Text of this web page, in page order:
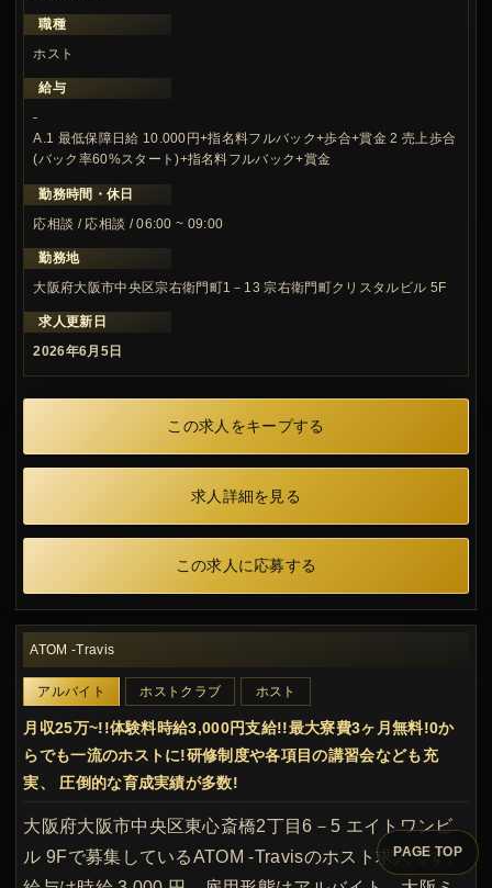
職種
ホスト
給与
-
A.1 最低保障日給 10.000円+指名料フルバック+歩合+賞金 2 売上歩合
(バック率60%スタート)+指名料フルバック+賞金
勤務時間・休日
応相談 / 応相談 / 06:00 ~ 09:00
勤務地
大阪府大阪市中央区宗右衛門町1－13 宗右衛門町クリスタルビル 5F
求人更新日
2026年6月5日
この求人をキープする
求人詳細を見る
この求人に応募する
ATOM -Travis
アルバイト ホストクラブ ホスト
月収25万~!!体験料時給3,000円支給!!最大寮費3ヶ月無料!0か
らでも一流のホストに!研修制度や各項目の講習会なども充
実、 圧倒的な育成実績が多数!
大阪府大阪市中央区東心斎橋2丁目6－5 エイトワンビ
ル 9Fで募集しているATOM -Travisのホスト求人です。
PAGE TOP